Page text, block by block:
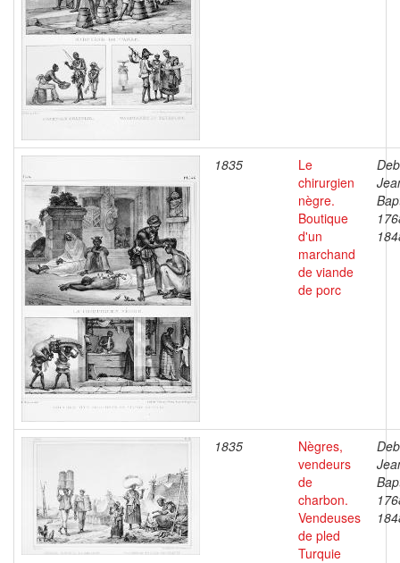
1835
Le
chirurgien
nègre.
Boutique
d'un
marchand
de viande
de porc
1835
Nègres,
vendeurs
de
charbon.
Vendeuses
de pled
Turquie